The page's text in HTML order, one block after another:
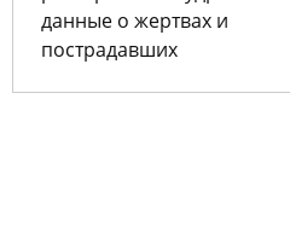
данные о жертвах и
пострадавших